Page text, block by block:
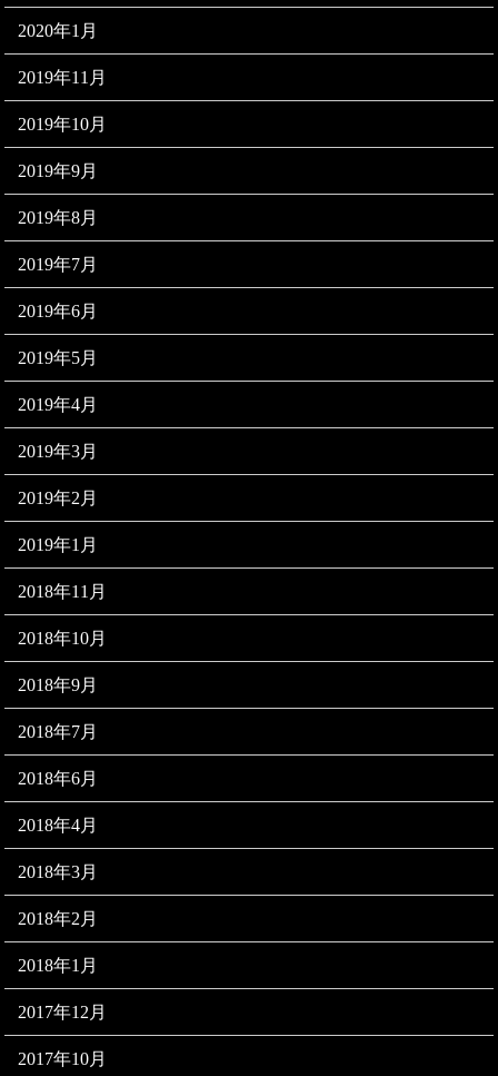
2020年1月
2019年11月
2019年10月
2019年9月
2019年8月
2019年7月
2019年6月
2019年5月
2019年4月
2019年3月
2019年2月
2019年1月
2018年11月
2018年10月
2018年9月
2018年7月
2018年6月
2018年4月
2018年3月
2018年2月
2018年1月
2017年12月
2017年10月